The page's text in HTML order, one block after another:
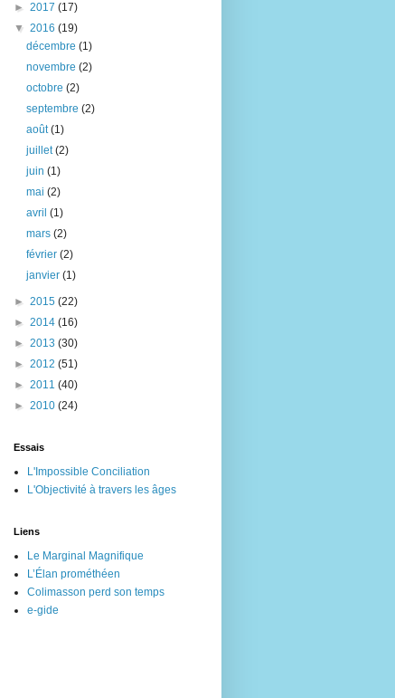
► 2017 (17)
▼ 2016 (19)
décembre(1)
novembre(2)
octobre(2)
septembre(2)
août(1)
juillet(2)
juin(1)
mai(2)
avril(1)
mars(2)
février(2)
janvier(1)
► 2015 (22)
► 2014 (16)
► 2013 (30)
► 2012 (51)
► 2011 (40)
► 2010 (24)
Essais
L'Impossible Conciliation
L'Objectivité à travers les âges
Liens
Le Marginal Magnifique
L’Élan prométhéen
Colimasson perd son temps
e-gide